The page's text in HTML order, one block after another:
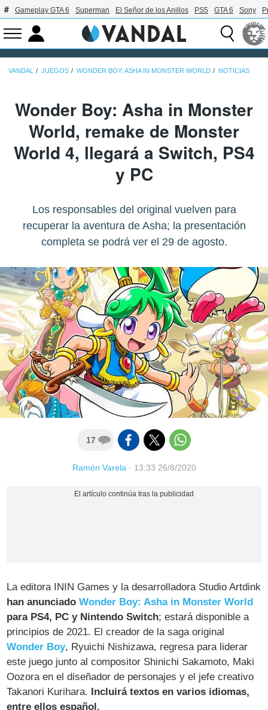
Gameplay GTA 6 Superman El Señor de los Anillos PS5 GTA 6 Sony
VANDAL JUEGOS WONDER BOY: ASHA IN MONSTER WORLD NOTICIAS
Wonder Boy: Asha in Monster
World, remake de Monster
World 4, llegará a Switch, PS4
y PC
Los responsables del original vuelven para
recuperar la aventura de Asha; la presentación
completa se podrá ver el 29 de agosto.
17
Ramón Varela· 13:33 26/8/2020
La editora ININ Games y la desarrolladora Studio Artdink
han anunciadoWonder Boy: Asha in Monster World
para PS4, PC y Nintendo Switch; estará disponible a
principios de 2021. El creador de la saga original
Wonder Boy, Ryuichi Nishizawa, regresa para liderar
este juego junto al compositor Shinichi Sakamoto, Maki
Oozora en el diseñador de personajes y el jefe creativo
Takanori Kurihara. Incluirá textos en varios idiomas,
entre ellos español.